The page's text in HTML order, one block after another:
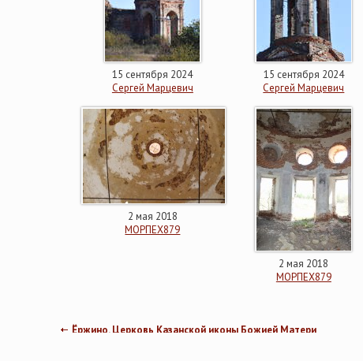
15 сентября 2024
Сергей Марцевич
15 сентября 2024
Сергей Марцевич
2 мая 2018
МОРПЕХ879
2 мая 2018
МОРПЕХ879
Ёржино. Церковь Казанской иконы Божией Матери